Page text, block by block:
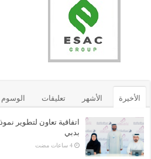
الأخيرة الأشهر تعليقات الوسوم
اتفاقية تعاون لتطوير
بدبي